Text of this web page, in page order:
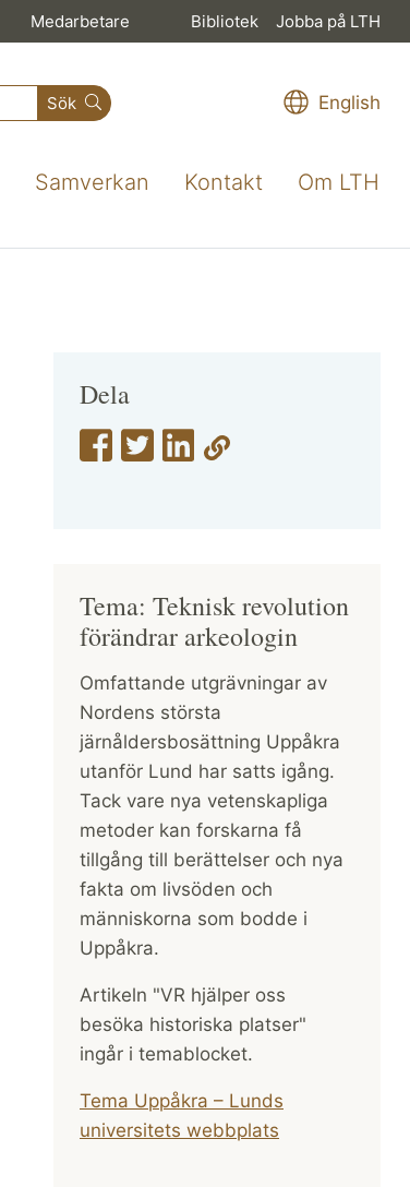
Medarbetare Bibliotek Jobba på LTH
Sök English
Samverkan Kontakt Om LTH
Dela
Tema: Teknisk revolution
förändrar arkeologin
Omfattande utgrävningar av
Nordens största
järnåldersbosättning Uppåkra
utanför Lund har satts igång.
Tack vare nya vetenskapliga
metoder kan forskarna få
tillgång till berättelser och nya
fakta om livsöden och
människorna som bodde i
Uppåkra.
Artikeln "VR hjälper oss
besöka historiska platser"
ingår i temablocket.
Tema Uppåkra – Lunds
universitets webbplats